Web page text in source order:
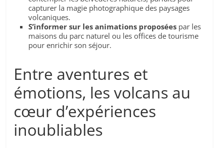
capturer la magie photographique des paysages
volcaniques.
S’informer sur les animations proposées par les
maisons du parc naturel ou les offices de tourisme
pour enrichir son séjour.
Entre aventures et
émotions, les volcans au
cœur d’expériences
inoubliables